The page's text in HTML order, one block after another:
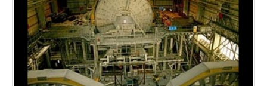
بانک، بیمه و سرمایه
مسکن و ساختمان